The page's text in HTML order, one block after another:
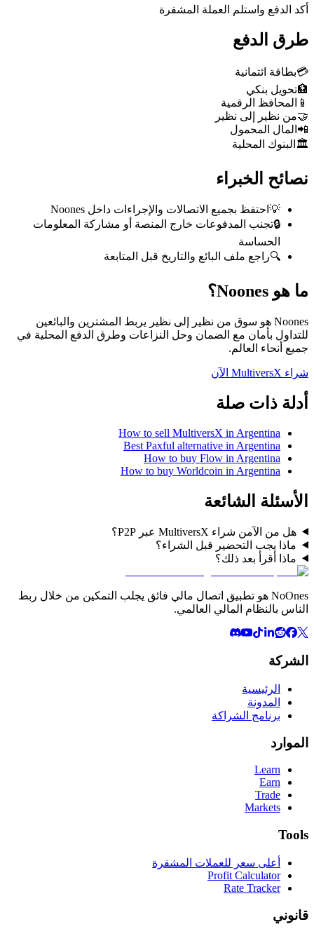
أكد الدفع واستلم العملة المشفرة
طرق الدفع
💳بطاقة ائتمانية
🏦تحويل بنكي
📱 المحافظ الرقمية
🤝من نظير إلى نظير
📲 المال المحمول
🏛️ البنوك المحلية
نصائح الخبراء
💡 احتفظ بجميع الاتصالات والإجراءات داخل Noones
🔒تجنب المدفوعات خارج المنصة أو مشاركة المعلومات
الحساسة
🔍راجع ملف البائع والتاريخ قبل المتابعة
ما هو Noones؟
Noones هو سوق من نظير إلى نظير يربط المشترين والبائعين
للتداول بأمان مع الضمان وحل النزاعات وطرق الدفع المحلية في
جميع أنحاء العالم.
شراء MultiversX الآن
أدلة ذات صلة
How to sell MultiversX in Argentina
Best Paxful alternative in Argentina
How to buy Flow in Argentina
How to buy Worldcoin in Argentina
الأسئلة الشائعة
هل من الآمن شراء MultiversX عبر P2P؟
ماذا يجب التحضير قبل الشراء؟
ماذا أقرأ بعد ذلك؟
NoOnes هو تطبيق اتصال مالي فائق يجلب التمكين من خلال ربط
الناس بالنظام المالي العالمي.
الشركة
الرئيسية
المدونة
برنامج الشراكة
الموارد
Learn
Earn
Trade
Markets
Tools
أعلى سعر للعملات المشفرة
Profit Calculator
Rate Tracker
قانوني